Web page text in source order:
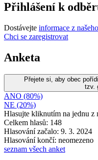
Přihlášení k
Dostávejte informace z
Chci se zaregistrovat
Anketa
Přejete si, aby obec
tzv.
ANO (80%)
NE (20%)
Hlasujte kliknutím na jednu z
Celkem hlasů: 148
Hlasování začalo: 9. 3. 2024
Hlasování končí: neomezeno
seznam všech anket